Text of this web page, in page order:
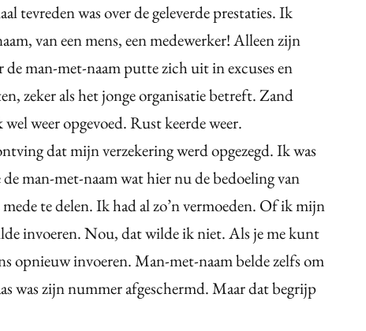
tevreden was over de geleverde prestaties. Ik
van een mens, een medewerker! Alleen zijn
man-met-naam putte zich uit in excuses en
zeker als het jonge organisatie betreft. Zand
weer opgevoed. Rust keerde weer.
dat mijn verzekering werd opgezegd. Ik was
man-met-naam wat hier nu de bedoeling van
te delen. Ik had al zo’n vermoeden. Of ik mijn
invoeren. Nou, dat wilde ik niet. Als je me kunt
opnieuw invoeren. Man-met-naam belde zelfs om
was zijn nummer afgeschermd. Maar dat begrijp